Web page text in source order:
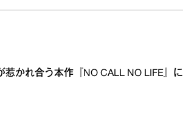
かれ合う本作『NO CALL NO LIFE』に